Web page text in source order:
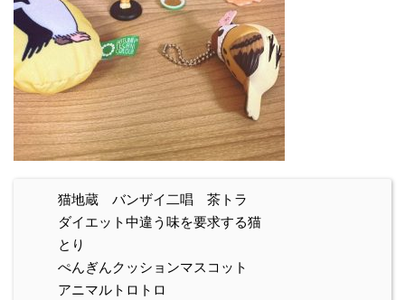
猫地蔵 バンザイ二唱 茶トラ
ダイエット中違う味を要求する猫
とり
ぺんぎんクッションマスコット
アニマルトロトロ